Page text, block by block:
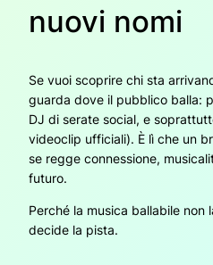
nuovi nomi
Se vuoi scoprire chi sta
guarda dove il pubblico balla:
DJ di serate social, e
videoclip ufficiali). È lì che un
se regge connessione,
futuro.
Perché la musica ballabile non
decide la pista.